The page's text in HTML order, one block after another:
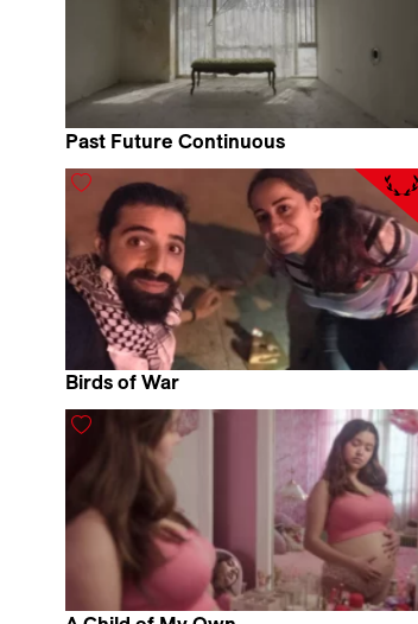
Past Future Continuous
Morteza Ahmadvand
Birds of War